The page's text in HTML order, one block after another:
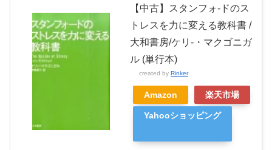
【中古】スタンフォ-ドのス
トレスを力に変える教科書 /
大和書房/ケリ-・マクゴニガ
ル (単行本)
created by Rinker
Amazon 楽天市場
Yahooショッピング